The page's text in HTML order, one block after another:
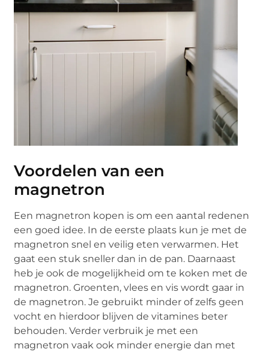
Voordelen van een
magnetron
Een magnetron kopen is om een aantal redenen
een goed idee. In de eerste plaats kun je met de
magnetron snel en veilig eten verwarmen. Het
gaat een stuk sneller dan in de pan. Daarnaast
heb je ook de mogelijkheid om te koken met de
magnetron. Groenten, vlees en vis wordt gaar in
de magnetron. Je gebruikt minder of zelfs geen
vocht en hierdoor blijven de vitamines beter
behouden. Verder verbruik je met een
magnetron vaak ook minder energie dan met